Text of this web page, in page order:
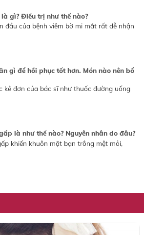
gì? Điều trị như thế nào?
đầu của bệnh viêm bờ mi mắt rất dễ nhận
gì để hồi phục tốt hơn. Món nào nên bổ
kê đơn của bác sĩ như thuốc đường uống
là như thế nào? Nguyên nhân do đâu?
khiến khuôn mặt bạn trông mệt mỏi,